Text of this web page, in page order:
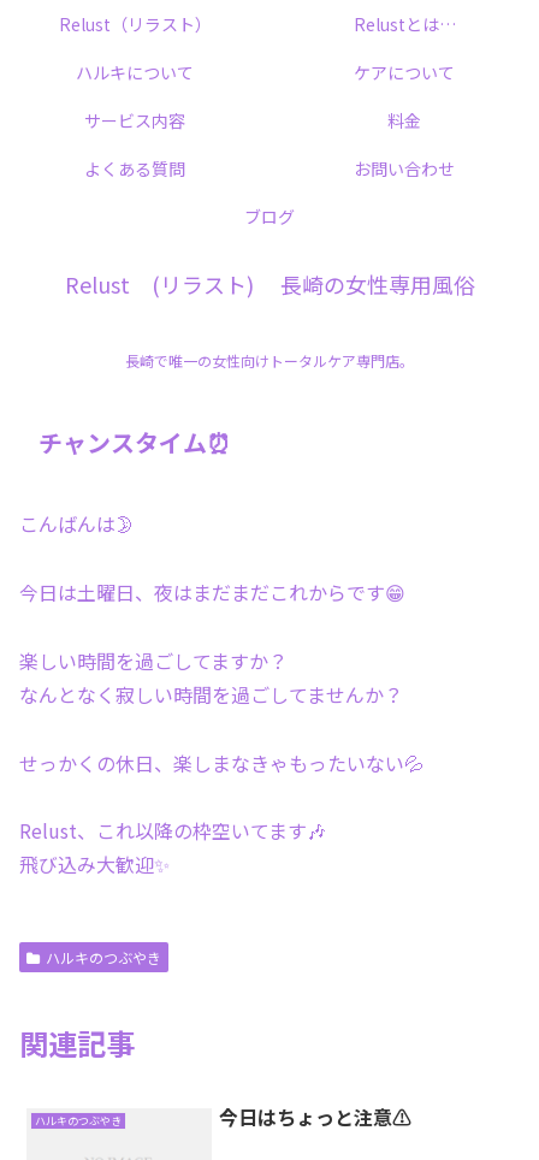
Relust (リラスト) 長崎の女性専用風俗
長崎で唯一の女性向けトータルケア専門店。
Relust（リラスト）
Relustとは…
ハルキについて
ケアについて
サービス内容
料金
よくある質問
お問い合わせ
ブログ
チャンスタイム⏰
こんばんは🌛
今日は土曜日、夜はまだまだこれからです😁
楽しい時間を過ごしてますか？
なんとなく寂しい時間を過ごしてませんか？
せっかくの休日、楽しまなきゃもったいない💦
Relust、これ以降の枠空いてます🎶
飛び込み大歓迎✨
ハルキのつぶやき
関連記事
ハルキのつぶやき 今日はちょっと注意⚠️